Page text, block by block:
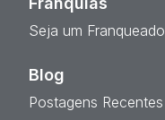
Seja um Franqueado
Blog
Postagens Recentes